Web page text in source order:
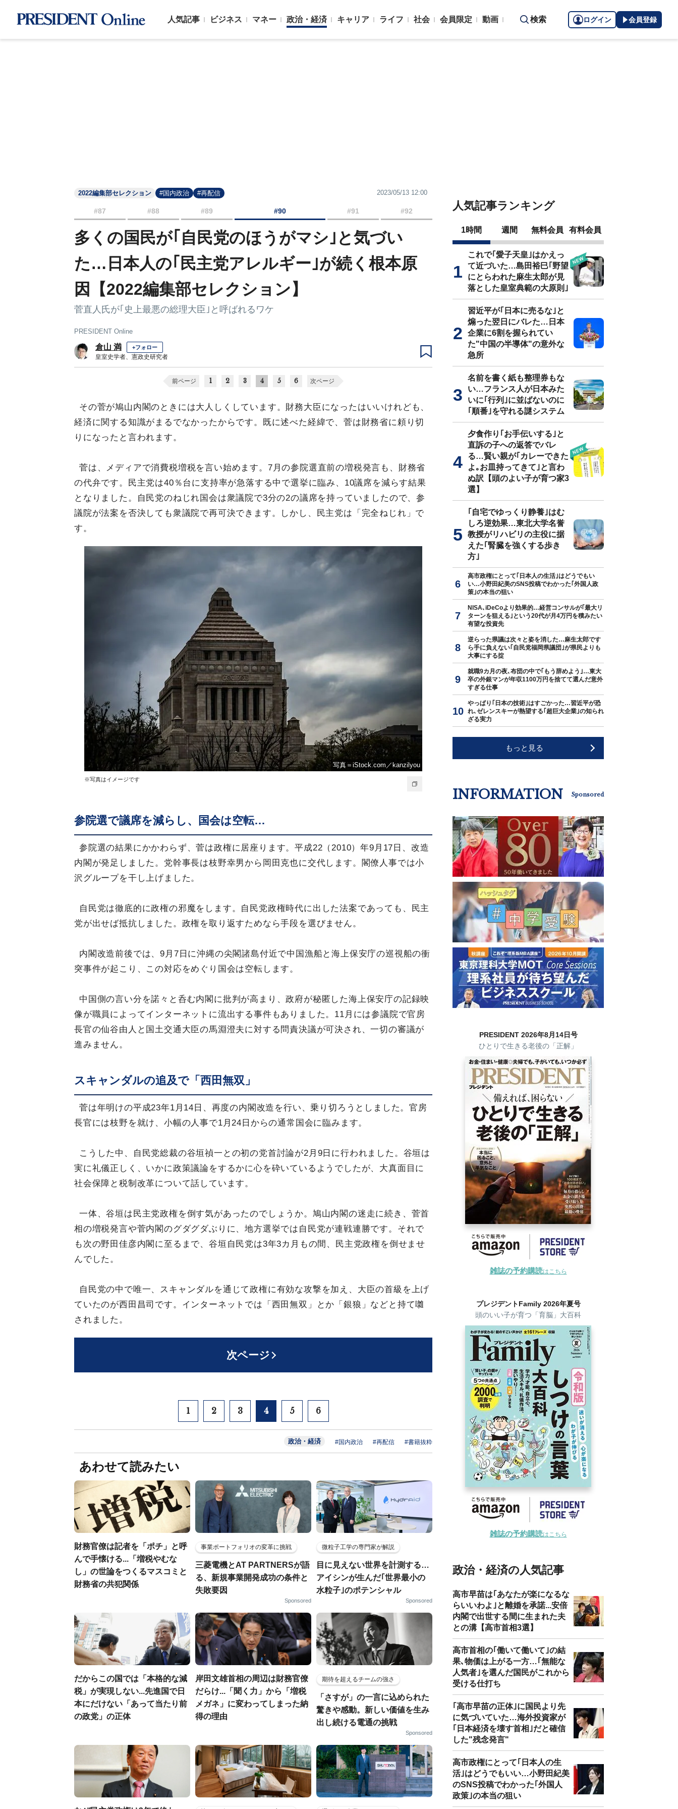
人気記事 ビジネス マネー 政治・経済 キャリア ライフ 社会 会員限定 動画 検索 ログイン 会員登録
2022編集部セレクション #国内政治 #再配信 2023/05/13 12:00
#87 #88 #89 #90 #91 #92
多くの国民が｢自民党のほうがマシ｣と気づい
た…日本人の｢民主党アレルギー｣が続く根本原
因【2022編集部セレクション】
菅直人氏が｢史上最悪の総理大臣｣と呼ばれるワケ
PRESIDENT Online
倉山 満 +フォロー
皇室史学者、憲政史研究者
前ページ 1 2 3 4 5 6 次ページ
その菅が鳩山内閣のときには大人しくしています。財務大臣になったはいいけれども、
経済に関する知識がまるでなかったからです。既に述べた経緯で、菅は財務省に頼り切
りになったと言われます。
菅は、メディアで消費税増税を言い始めます。7月の参院選直前の増税発言も、財務省
の代弁です。民主党は40％台に支持率が急落する中で選挙に臨み、10議席を減らす結果
となりました。自民党のねじれ国会は衆議院で3分の2の議席を持っていましたので、参
議院が法案を否決しても衆議院で再可決できます。しかし、民主党は「完全ねじれ」で
す。
写真＝iStock.com／kanzilyou
※写真はイメージです
参院選で議席を減らし、国会は空転…
参院選の結果にかかわらず、菅は政権に居座ります。平成22（2010）年9月17日、改造
内閣が発足しました。党幹事長は枝野幸男から岡田克也に交代します。閣僚人事では小
沢グループを干し上げました。
自民党は徹底的に政権の邪魔をします。自民党政権時代に出した法案であっても、民主
党が出せば抵抗しました。政権を取り返すためなら手段を選びません。
内閣改造前後では、9月7日に沖縄の尖閣諸島付近で中国漁船と海上保安庁の巡視船の衝
突事件が起こり、この対応をめぐり国会は空転します。
中国側の言い分を諾々と呑む内閣に批判が高まり、政府が秘匿した海上保安庁の記録映
像が職員によってインターネットに流出する事件もありました。11月には参議院で官房
長官の仙谷由人と国土交通大臣の馬淵澄夫に対する問責決議が可決され、一切の審議が
進みません。
スキャンダルの追及で「西田無双」
菅は年明けの平成23年1月14日、再度の内閣改造を行い、乗り切ろうとしました。官房
長官には枝野を就け、小幅の人事で1月24日からの通常国会に臨みます。
こうした中、自民党総裁の谷垣禎一との初の党首討論が2月9日に行われました。谷垣は
実に礼儀正しく、いかに政策議論をするかに心を砕いているようでしたが、大真面目に
社会保障と税制改革について話しています。
一体、谷垣は民主党政権を倒す気があったのでしょうか。鳩山内閣の迷走に続き、菅首
相の増税発言や菅内閣のグダグダぶりに、地方選挙では自民党が連戦連勝です。それで
も次の野田佳彦内閣に至るまで、谷垣自民党は3年3カ月もの間、民主党政権を倒せませ
んでした。
自民党の中で唯一、スキャンダルを通じて政権に有効な攻撃を加え、大臣の首級を上げ
ていたのが西田昌司です。インターネットでは「西田無双」とか「銀狼」などと持て囃
されました。
次ページ
1 2 3 4 5 6
政治・経済 #国内政治 #再配信 #書籍抜粋
あわせて読みたい
財務官僚は記者を「ポチ」と呼
んで手懐ける...「増税やむな
し」の世論をつくるマスコミと
財務省の共犯関係
事業ポートフォリオの変革に挑戦
三菱電機とAT PARTNERSが語
る、新規事業開発成功の条件と
失敗要因
Sponsored
微粒子工学の専門家が解説
目に見えない世界を計測する…
アイシンが生んだ｢世界最小の
水粒子｣のポテンシャル
Sponsored
だからこの国では「本格的な減
税」が実現しない...先進国で日
本にだけない「あって当たり前
の政党」の正体
岸田文雄首相の周辺は財務官僚
だらけ...「聞く力」から「増税
メガネ」に変わってしまった納
得の理由
期待を超えるチームの強さ
「さすが」の一言に込められた
驚きや感動。新しい価値を生み
出し続ける電通の挑戦
Sponsored
人気記事ランキング
1時間 週間 無料会員 有料会員
これで｢愛子天皇｣はかえっ
て近づいた…島田裕巳｢野望
にとらわれた麻生太郎が見
落とした皇室典範の大原則｣
習近平が｢日本に売るな｣と
煽った翌日にバレた…日本
企業に6割を握られてい
た"中国の半導体"の意外な
急所
名前を書く紙も整理券もな
い…フランス人が日本みた
いに｢行列｣に並ばないのに
｢順番｣を守れる謎システム
夕食作り｢お手伝いする｣と
直訴の子への返答でバレ
る…賢い親が｢カレーできた
よ｡お皿持ってきて｣と言わ
ぬ訳【頭のよい子が育つ家3
選】
｢自宅でゆっくり静養｣はむ
しろ逆効果…東北大学名誉
教授がリハビリの主役に据
えた｢腎臓を強くする歩き
方｣
高市政権にとって｢日本人の生活｣はどうでもい
い…小野田紀美のSNS投稿でわかった｢外国人政
策｣の本当の狙い
NISA､iDeCoより効果的…経営コンサルが｢最大リ
ターンを狙える｣という20代が月4万円を積みたい
有望な投資先
逆らった県議は次々と姿を消した…麻生太郎です
ら手に負えない｢自民党福岡県議団｣が県民よりも
大事にする掟
就職9カ月の夜､布団の中で｢もう辞めよう｣…東大
卒の外銀マンが年収1100万円を捨てて選んだ意外
すぎる仕事
やっぱり｢日本の技術｣はすごかった…習近平が恐
れ､ゼレンスキーが熱望する｢超巨大企業｣の知られ
ざる実力
もっと見る
INFORMATION Sponsored
PRESIDENT 2026年8月14日号
ひとりで生きる老後の「正解」
雑誌の予約購読はこちら
プレジデントFamily 2026年夏号
頭のいい子が育つ「育脳」大百科
雑誌の予約購読はこちら
政治・経済の人気記事
高市早苗は｢あなたが楽になるな
らいいわよ｣と離婚を承諾...安倍
内閣で出世する間に生まれた夫
との溝【高市首相3選】
高市首相の｢働いて働いて｣の結
果､物価は上がる一方…｢無能な
人気者｣を選んだ国民がこれから
受ける仕打ち
｢高市早苗の正体｣に国民より先
に気づいていた…海外投資家が
｢日本経済を壊す首相｣だと確信
した"残念発言"
高市政権にとって｢日本人の生
活｣はどうでもいい…小野田紀美
のSNS投稿でわかった｢外国人
政策｣の本当の狙い